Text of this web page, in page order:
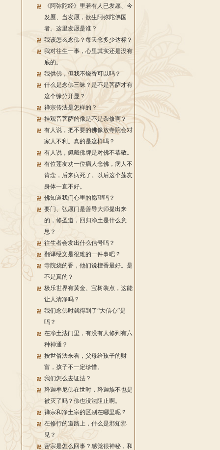
《阿弥陀经》里若有人已发愿、今
发愿、当发愿，欲生阿弥陀佛国
者。这里发愿是谁？
我该怎么念佛？每天念多少达标？
我对往生一事，心里其实还是没有
底的。
我供佛，但我不烧香可以吗？
什么是念佛三昧？是不是菩萨才有
这个缘分开显？
禅宗传法是怎样的？
挂观音菩萨的像是不是杂修啊？
有人说，把不要的佛像放寺院会对
家人不利。真的是这样吗？
有人说，佩戴佛牌是对佛不恭敬。
有位莲友劝一位病人念佛，病人不
肯念，后来病死了。以后这个莲友
身体一直不好。
佛知道我们心里的愿望吗？
要门、弘愿门是善导大师提出来
的，修圣道，回归净土是什么意
思？
往生者会发出什么信号吗？
翻译经文是很难的一件事吧？
寺院烧的香，他们说檀香最好。是
不是真的？
极乐世界有黄金、宝树装点，这能
让人清净吗？
我们念佛时就得到了“大信心”是
吗？
在净土法门里，有没有人修到有六
种神通？
按世俗法来看，父母给孩子的财
富，孩子不一定珍惜。
我们怎么去证法？
释迦牟尼佛在世时，释迦族不也是
被灭了吗？佛也没法阻止啊。
禅宗和净土宗的区别在哪里呢？
在修行的道路上，什么是邪知邪
见？
密宗是怎么回事？感觉很神秘，和